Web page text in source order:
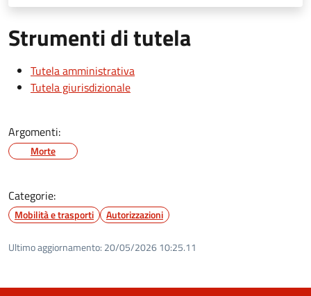
Strumenti di tutela
Tutela amministrativa
Tutela giurisdizionale
Argomenti:
Morte
Categorie:
Mobilità e trasporti Autorizzazioni
Ultimo aggiornamento: 20/05/2026 10:25.11